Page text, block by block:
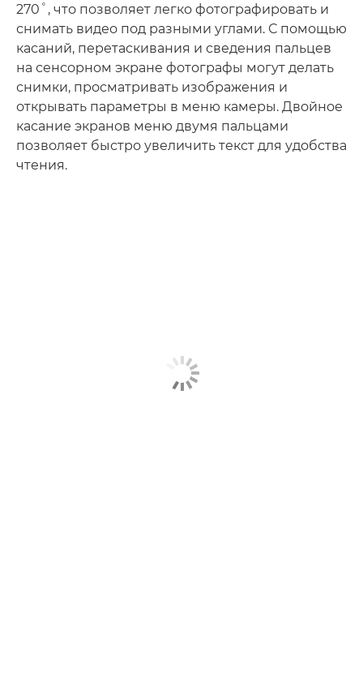
270˚, что позволяет легко фотографировать и
снимать видео под разными углами. С помощью
касаний, перетаскивания и сведения пальцев
на сенсорном экране фотографы могут делать
снимки, просматривать изображения и
открывать параметры в меню камеры. Двойное
касание экранов меню двумя пальцами
позволяет быстро увеличить текст для удобства
чтения.